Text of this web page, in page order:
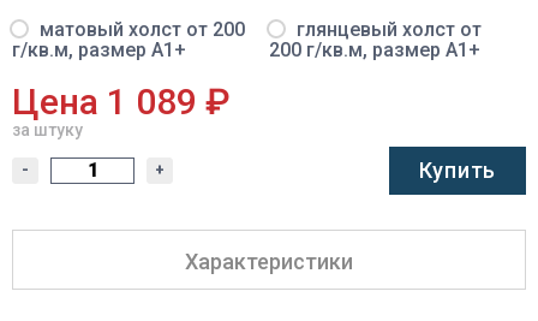
матовый холст от 200
г/кв.м, размер A1+
глянцевый холст от
200 г/кв.м, размер A1+
Цена 1 089 ₽
за штуку
- + Купить
Характеристики